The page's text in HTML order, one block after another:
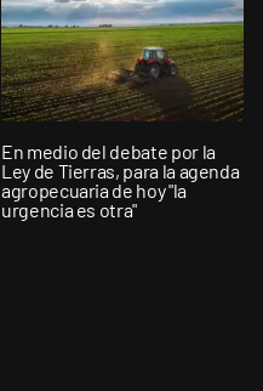
En medio del debate por la
Ley de Tierras, para la agenda
agropecuaria de hoy "la
urgencia es otra"